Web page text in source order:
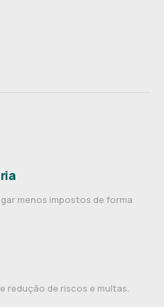
menos impostos de forma
redução de riscos e multas.